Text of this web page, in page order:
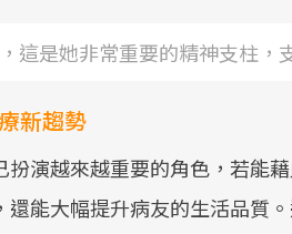
這是她非常重要的精神支柱，
新趨勢
演越來越重要的角色，若能
能大幅提升病友的生活品質